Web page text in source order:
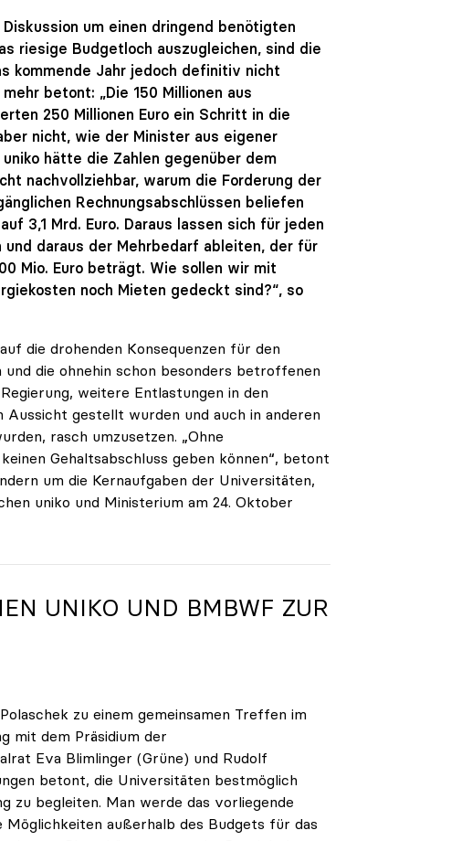
um einen dringend benötigten
riesige Budgetloch auszugleichen, sind die
kommende Jahr jedoch definitiv nicht
betont: „Die 150 Millionen aus
250 Millionen Euro ein Schritt in die
nicht, wie der Minister aus eigener
hätte die Zahlen gegenüber dem
nachvollziehbar, warum die Forderung der
Rechnungsabschlüssen beliefen
3,1 Mrd. Euro. Daraus lassen sich für jeden
daraus der Mehrbedarf ableiten, der für
Mio. Euro beträgt. Wie sollen wir mit
noch Mieten gedeckt sind?“, so
die drohenden Konsequenzen für den
die ohnehin schon besonders betroffenen
weitere Entlastungen in den
Aussicht gestellt wurden und auch in anderen
rasch umzusetzen. „Ohne
Gehaltsabschluss geben können“, betont
um die Kernaufgaben der Universitäten,
uniko und Ministerium am 24. Oktober
UNIKO UND BMBWF ZUR
zu einem gemeinsamen Treffen im
mit dem Präsidium der
Eva Blimlinger (Grüne) und Rudolf
betont, die Universitäten bestmöglich
zu begleiten. Man werde das vorliegende
außerhalb des Budgets für das